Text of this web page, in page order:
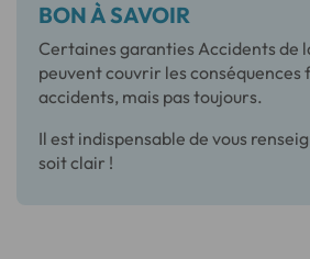
BON À SAVOIR
Certaines garanties Accidents de
peuvent couvrir les conséquences
accidents, mais pas toujours.
Il est indispensable de vous
soit clair !